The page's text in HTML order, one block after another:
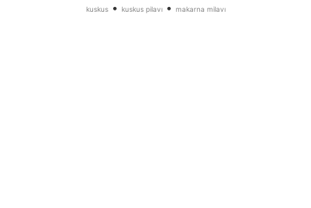
kuskus• kuskus pilavı• makarna milavı